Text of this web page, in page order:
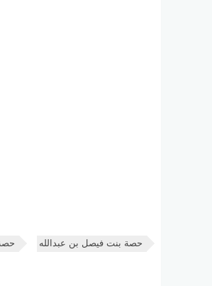
حصة بنت فيصل بن عبدالله